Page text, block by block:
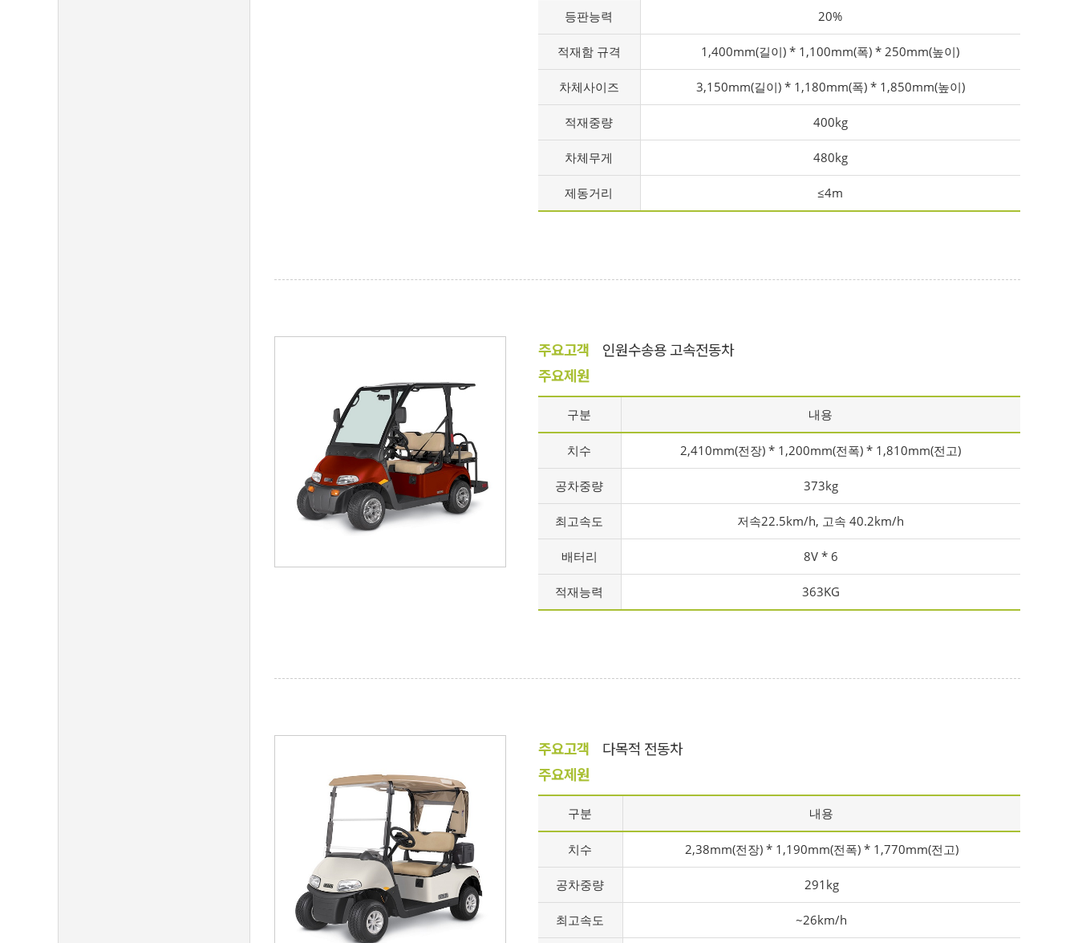
등판능력 20%
적재함 규격 1,400mm(길이) * 1,100mm(폭) * 250mm(높이)
차체사이즈 3,150mm(길이) * 1,180mm(폭) * 1,850mm(높이)
적재중량 400kg
차체무게 480kg
제동거리 ≤4m
주요고객
인원수송용 고속전동차
주요제원
구분 내용
치수 2,410mm(전장) * 1,200mm(전폭) * 1,810mm(전고)
공차중량 373kg
최고속도 저속22.5km/h, 고속 40.2km/h
배터리 8V * 6
적재능력 363KG
주요고객
다목적 전동차
주요제원
구분 내용
치수 2,38mm(전장) * 1,190mm(전폭) * 1,770mm(전고)
공차중량 291kg
최고속도 ~26km/h